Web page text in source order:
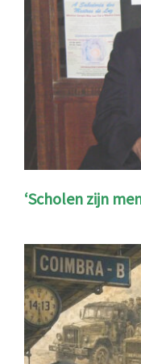
‘Scholen zijn